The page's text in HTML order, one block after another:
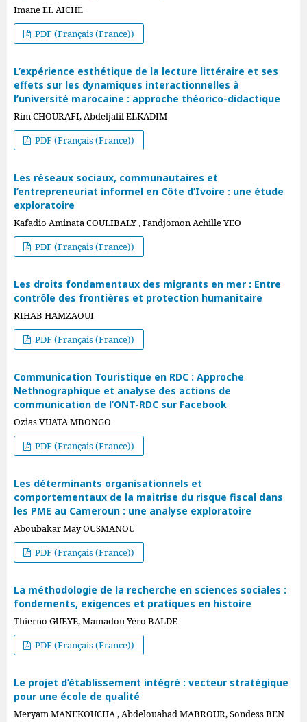
Imane EL AICHE
PDF (Français (France))
L’expérience esthétique de la lecture littéraire et ses
effets sur les dynamiques interactionnelles à
l’université marocaine : approche théorico-didactique
Rim CHOURAFI, Abdeljalil ELKADIM
PDF (Français (France))
Les réseaux sociaux, communautaires et
l’entrepreneuriat informel en Côte d’Ivoire : une étude
exploratoire
Kafadio Aminata COULIBALY , Fandjomon Achille YEO
PDF (Français (France))
Les droits fondamentaux des migrants en mer : Entre
contrôle des frontières et protection humanitaire
RIHAB HAMZAOUI
PDF (Français (France))
Communication Touristique en RDC : Approche
Nethnographique et analyse des actions de
communication de l’ONT-RDC sur Facebook
Ozias VUATA MBONGO
PDF (Français (France))
Les déterminants organisationnels et
comportementaux de la maitrise du risque fiscal dans
les PME au Cameroun : une analyse exploratoire
Aboubakar May OUSMANOU
PDF (Français (France))
La méthodologie de la recherche en sciences sociales :
fondements, exigences et pratiques en histoire
Thierno GUEYE, Mamadou Yéro BALDE
PDF (Français (France))
Le projet d’établissement intégré : vecteur stratégique
pour une école de qualité
Meryam MANEKOUCHA , Abdelouahad MABROUR, Sondess BEN